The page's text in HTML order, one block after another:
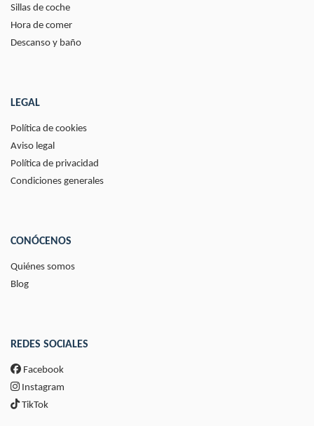
Sillas de coche
Hora de comer
Descanso y baño
LEGAL
Política de cookies
Aviso legal
Política de privacidad
Condiciones generales
CONÓCENOS
Quiénes somos
Blog
REDES SOCIALES
Facebook
Instagram
TikTok